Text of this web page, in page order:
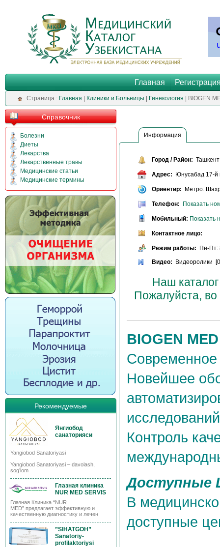
Главная
Cтраница : Главная Клиники и Больницы Гинекология | BIOGEN
Справочник
Болезни
Диеты
Лекарства
Лекарственные травы
Медицинские статьи
Медицинские термины
Рекомендуемые
Янгиобод
санаторияси
Yangiobod Sanatoriyasi
Yangiobod Sanatoriyasi – davolash,
sog’lom
Глазная клиника
NUR MED SERVIS
Глазная Клиника “NUR
MED” предлагает эффективную и
качественную диагностику и лечен
”SIHATGOH”
Sanatoriy-
profilaktoriysi
Информация
Город / Район: Ташкент
Адрес: Юнусабад 17-й
Ориентир: Метро:
Телефон: Показать
Мобильный: Показать
Контактное лицо:
Режим работы: Пн-Пт:
Видео: Видеоролики
Наш
Пожалуйста,
BIOGEN MED
Новейшее
исследований
Контроль
Доступные
В
доступные